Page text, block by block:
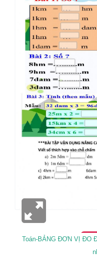
Toán-BẢNG ĐƠN VỊ ĐO